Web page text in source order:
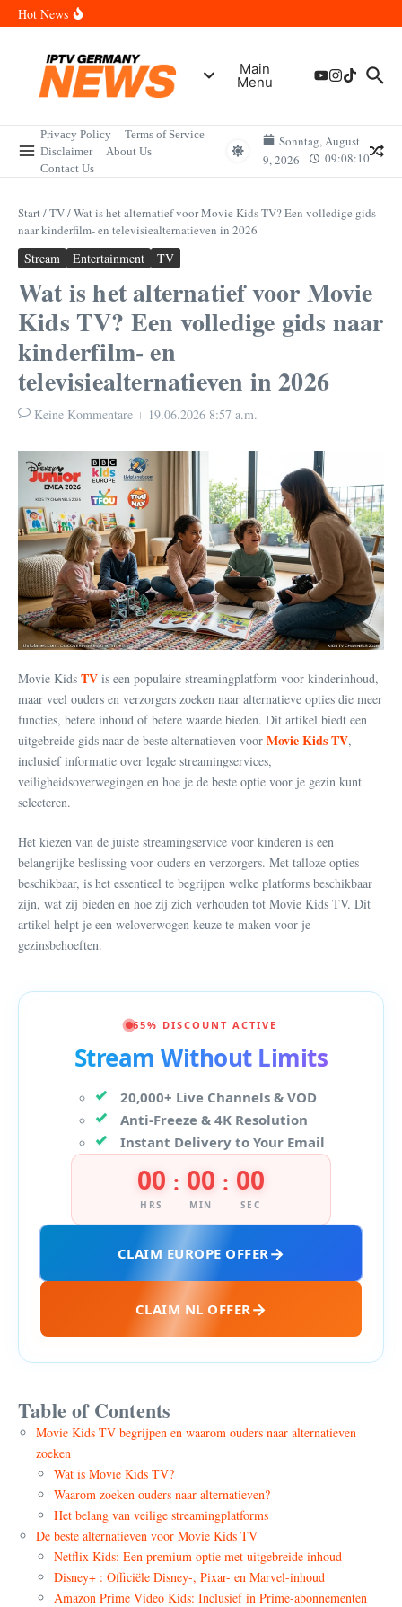
Zum Inhalt springen
Hot News
Sportereignisse und Termine
Wann kommt die Samsung Galaxy Watch 9 heraus? Der
Vollständige Leitfaden für Smartwatch-Fans
Welche Mini LED Fernseher sind die Besten? Der Vollständige
Leitfaden für Premium-Bildqualität
Leitfaden zum Vermögen und der Karriere
Main
Menu
Privacy Policy
Terms of Service
Disclaimer
About Us
Contact Us
Sonntag, August
9, 2026
09:08:10
Start/TV/Wat is het alternatief voor Movie Kids TV? Een volledige gids
naar kinderfilm- en televisiealternatieven in 2026
Stream Entertainment TV
Wat is het alternatief voor Movie
Kids TV? Een volledige gids naar
kinderfilm- en
televisiealternatieven in 2026
Keine Kommentare 19.06.2026 8:57 a.m.
Movie Kids TV is een populaire streamingplatform voor kinderinhoud,
maar veel ouders en verzorgers zoeken naar alternatieve opties die meer
functies, betere inhoud of betere waarde bieden. Dit artikel biedt een
uitgebreide gids naar de beste alternatieven voor Movie Kids TV,
inclusief informatie over legale streamingservices,
veiligheidsoverwegingen en hoe je de beste optie voor je gezin kunt
selecteren.
Het kiezen van de juiste streamingservice voor kinderen is een
belangrijke beslissing voor ouders en verzorgers. Met talloze opties
beschikbaar, is het essentieel te begrijpen welke platforms beschikbaar
zijn, wat zij bieden en hoe zij zich verhouden tot Movie Kids TV. Dit
artikel helpt je een weloverwogen keuze te maken voor je
gezinsbehoeften.
65% DISCOUNT ACTIVE
Stream Without Limits
20,000+ Live Channels & VOD
Anti-Freeze & 4K Resolution
Instant Delivery to Your Email
00
HRS
: 00
MIN
: 00
SEC
CLAIM EUROPE OFFER
CLAIM NL OFFER
Table of Contents
Movie Kids TV begrijpen en waarom ouders naar alternatieven
zoeken
Wat is Movie Kids TV?
Waarom zoeken ouders naar alternatieven?
Het belang van veilige streamingplatforms
De beste alternatieven voor Movie Kids TV
Netflix Kids: Een premium optie met uitgebreide inhoud
Disney+ : Officiële Disney-, Pixar- en Marvel-inhoud
Amazon Prime Video Kids: Inclusief in Prime-abonnementen